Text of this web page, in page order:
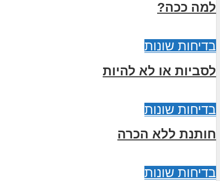
למה ככה?
בדיחות שונות
לסביות או לא להיות
בדיחות שונות
חותנת ללא הכרה
בדיחות שונות